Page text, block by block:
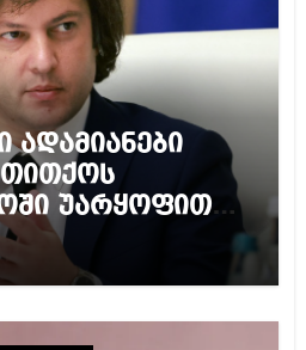
ადამიანები
თითქოს
უარყოფითი
რუსი
ჩვენი კარი